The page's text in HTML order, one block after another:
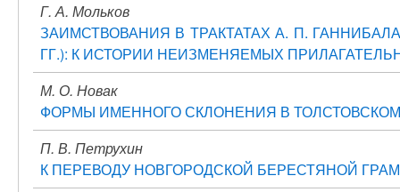
Г. А. Мольков
ЗАИМСТВОВАНИЯ В ТРАКТАТАХ А. П.
ГГ.): К ИСТОРИИ НЕИЗМЕНЯЕМЫХ
М. О. Новак
ФОРМЫ ИМЕННОГО СКЛОНЕНИЯ В ТОЛСТОВСКОМ
П. В. Петрухин
К ПЕРЕВОДУ НОВГОРОДСКОЙ БЕРЕСТЯНОЙ